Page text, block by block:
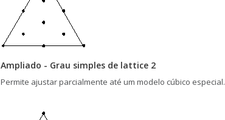
Ampliado - Grau simples de lattice 2
Permite ajustar parcialmente até um modelo cúbico especial.